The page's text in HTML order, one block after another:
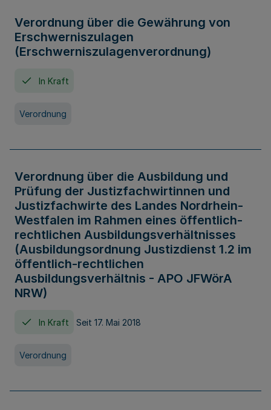
Verordnung über die Gewährung von
Erschwerniszulagen
(Erschwerniszulagenverordnung)
In Kraft
Verordnung
Verordnung über die Ausbildung und
Prüfung der Justizfachwirtinnen und
Justizfachwirte des Landes Nordrhein-
Westfalen im Rahmen eines öffentlich-
rechtlichen Ausbildungsverhältnisses
(Ausbildungsordnung Justizdienst 1.2 im
öffentlich-rechtlichen
Ausbildungsverhältnis - APO JFWörA
NRW)
In Kraft Seit 17. Mai 2018
Verordnung